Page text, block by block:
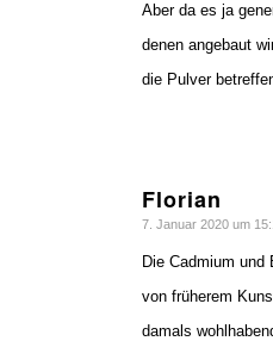
Aber da es ja
denen angebaut
die Pulver
Florian
sagte:
7. Januar 2020 um
Die Cadmium
von früherem
damals